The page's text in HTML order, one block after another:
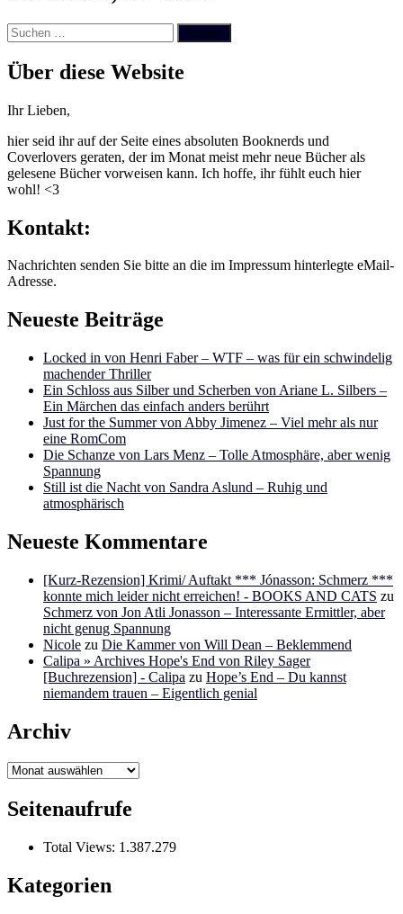
Suchen
nach:
Über diese Website
Ihr Lieben,
hier seid ihr auf der Seite eines absoluten Booknerds und
Coverlovers geraten, der im Monat meist mehr neue Bücher als
gelesene Bücher vorweisen kann. Ich hoffe, ihr fühlt euch hier
wohl! <3
Kontakt:
Nachrichten senden Sie bitte an die im Impressum hinterlegte eMail-
Adresse.
Neueste Beiträge
Locked in von Henri Faber – WTF – was für ein schwindelig
machender Thriller
Ein Schloss aus Silber und Scherben von Ariane L. Silbers –
Ein Märchen das einfach anders berührt
Just for the Summer von Abby Jimenez – Viel mehr als nur
eine RomCom
Die Schanze von Lars Menz – Tolle Atmosphäre, aber wenig
Spannung
Still ist die Nacht von Sandra Aslund – Ruhig und
atmosphärisch
Neueste Kommentare
[Kurz-Rezension] Krimi/ Auftakt *** Jónasson: Schmerz ***
konnte mich leider nicht erreichen! - BOOKS AND CATS zu
Schmerz von Jon Atli Jonasson – Interessante Ermittler, aber
nicht genug Spannung
Nicole zu Die Kammer von Will Dean – Beklemmend
Calipa » Archives Hope's End von Riley Sager
[Buchrezension] - Calipa zu Hope’s End – Du kannst
niemandem trauen – Eigentlich genial
Archiv
Archiv
Seitenaufrufe
Total Views: 1.387.279
Kategorien